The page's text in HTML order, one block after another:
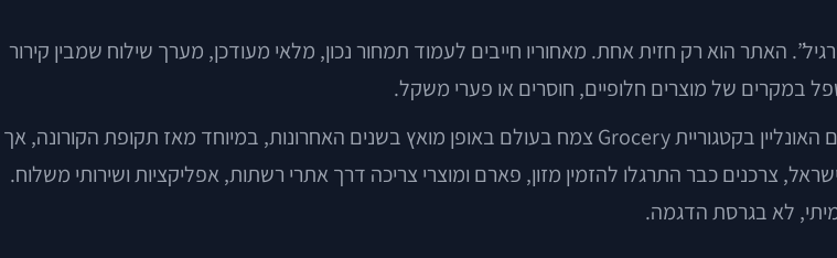
האתר הוא רק חזית אחת. מאחוריו חייבים לעמוד תמחור נכון, מלאי מעודכן, מערך שילוח שמבין קירור
במקרים של מוצרים חלופיים, חוסרים או פערי משקל.
השוק עצמו לא משאיר מקום לאלתור. לפי דוחות של Statista ושל McKinsey, תחום האונליין בקטגוריית Grocery צמח בעולם באופן מואץ בשנים האחרונות, במיוחד מאז תקופת הקורונה, אך
צרכנים כבר התרגלו להזמין מזון, פארם ומוצרי צריכה דרך אתרי רשתות, אפליקציות ושירותי משלוח.
לא בגרסת הדגמה.